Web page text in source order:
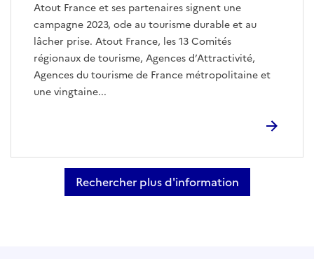
Atout France et ses partenaires signent une
campagne 2023, ode au tourisme durable et au
lâcher prise. Atout France, les 13 Comités
régionaux de tourisme, Agences d’Attractivité,
Agences du tourisme de France métropolitaine et
une vingtaine...
Rechercher plus d'information